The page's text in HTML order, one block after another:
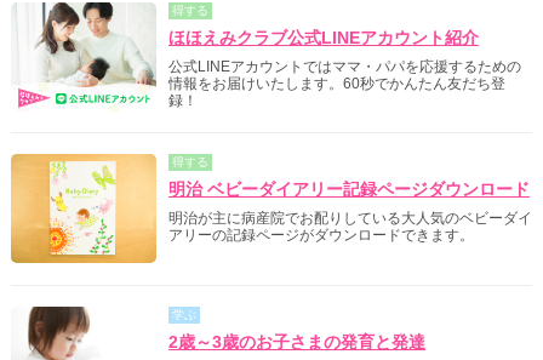
得する
ほほえみクラブ公式LINEアカウント紹介
公式LINEアカウントではママ・パパを応援するための
情報をお届けいたします。60秒でかんたん友だち登
録！
得する
明治 ベビーダイアリー記録ページダウンロード
明治が主に病産院でお配りしている大人気のベビーダイ
アリーの記録ページがダウンロードできます。
学ぶ
2歳～3歳のお子さまの発育と発達